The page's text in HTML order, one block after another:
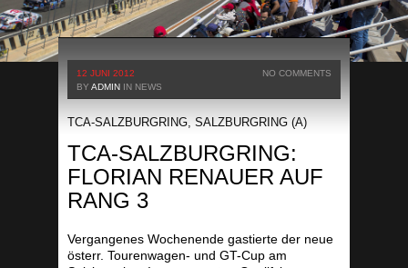
12 JUNI 2012
BY ADMIN IN NEWS
NO COMMENTS
TCA-SALZBURGRING, SALZBURGRING (A)
TCA-SALZBURGRING:
FLORIAN RENAUER AUF
RANG 3
Vergangenes Wochenende gastierte der neue
österr. Tourenwagen- und GT-Cup am